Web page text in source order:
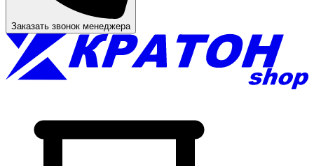
Заказать звонок менеджера